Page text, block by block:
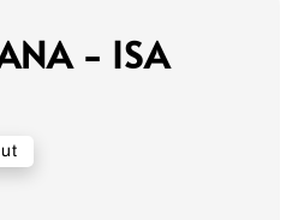
- ISA